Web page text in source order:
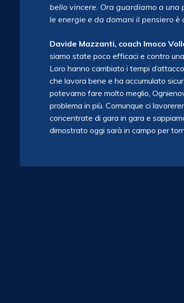
bello vincere. Ora guardiamo a
le energie e da domani il pensiero
Davide Mazzanti, coach Imoco
siamo state poco efficaci e contro
Loro hanno cambiato i tempi
che lavora bene e ha accumulato
potevamo fare molto meglio,
problema in più. Comunque ci
concentrate di gara in gara e
dimostrato oggi sarà in campo per